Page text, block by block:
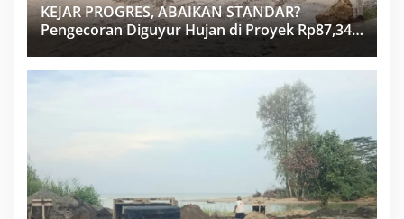
KEJAR PROGRES, ABAIKAN STANDAR?
Pengecoran Diguyur Hujan di Proyek Rp87,34
Miliar Sukma Nias, Konsultan, Pengawas dan
PPK Bungkam